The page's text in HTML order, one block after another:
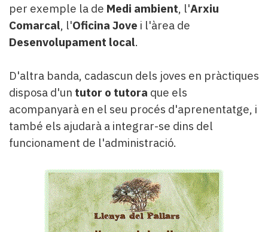
per exemple la de Medi ambient, l'Arxiu
Comarcal, l'Oficina Jove i l'àrea de
Desenvolupament local.
D'altra banda, cadascun dels joves en pràctiques
disposa d'un tutor o tutora que els
acompanyarà en el seu procés d'aprenentatge, i
també els ajudarà a integrar-se dins del
funcionament de l'administració.